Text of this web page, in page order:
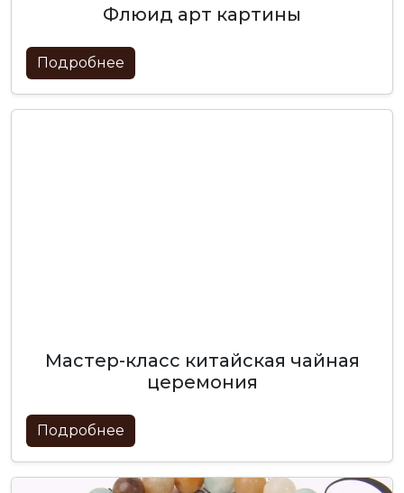
флюид арт картины
Подробнее
мастер-класс китайская чайная
церемония
Подробнее